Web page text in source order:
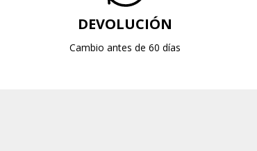
DEVOLUCIÓN
Cambio antes de 60 días